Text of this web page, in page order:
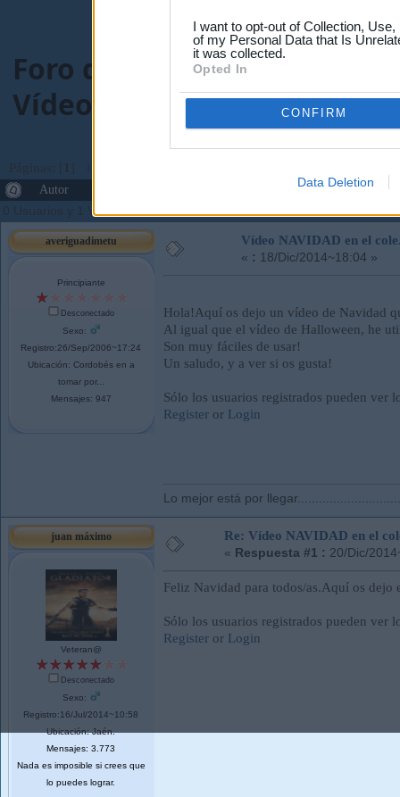
I want to opt-out of Collection,
of my Personal Data that Is
it was collected.
Opted In
CONFIRM
Data Deletion
Foro de Maestros25
Vídeo NAVIDAD en el cole...
Páginas: [ 1
Autor
Tema: Vídeo NAVIDAD en el cole... (Leído
0 Usuarios y 1 Visitante están viendo este tema.
averiguadimetu
Principiante
Desconectado
Sexo:
Registro:26/Sep/2006~17:24
Ubicación: Cordobés en a
tomar por...
Mensajes: 947
Vídeo NAVIDAD en el
« : 18/Dic/2014~18:04 »
Hola!Aquí os dejo un vídeo de Navidad
Al igual que el vídeo de Halloween, he
Son muy fáciles de usar!
Un saludo, y a ver si os gusta!
Sólo los usuarios registrados pueden ver
Register or Login
Lo mejor está por
juan máximo
Veteran@
Desconectado
Sexo:
Registro:16/Jul/2014~10:58
Ubicación: Jaén.
Mensajes: 3.773
Nada es imposible si crees que
lo puedes lograr.
Re: Vídeo NAVIDAD en el
« Respuesta #1 : 20/Dic/
Feliz Navidad para todos/as.Aquí os
Sólo los usuarios registrados pueden ver
Register or Login